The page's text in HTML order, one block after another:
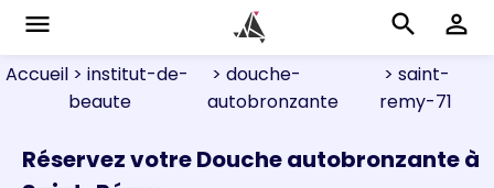
menu search perm_identity
Accueil > institut-de-
beaute
> douche-
autobronzante
> saint-
remy-71
Réservez votre Douche autobronzante à